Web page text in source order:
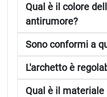
Qual è il colore
antirumore?
Sono conformi a
L'archetto è
Qual è il